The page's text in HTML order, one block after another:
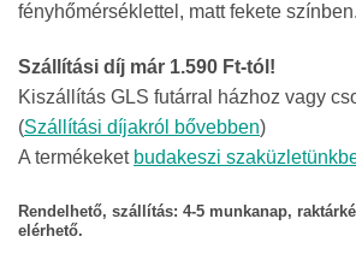
fényhőmérséklettel, matt fekete színben.
Szállítási díj már 1.590 Ft-tól!
Kiszállítás GLS futárral házhoz vagy
(Szállítási díjakról bővebben)
A termékeket budakeszi
Rendelhető, szállítás: 4-5 munkanap,
elérhető.